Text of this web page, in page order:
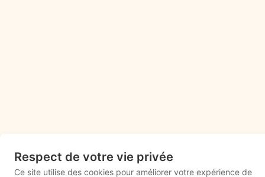
Respect de votre vie privée
Ce site utilise des cookies pour améliorer votre expérience de